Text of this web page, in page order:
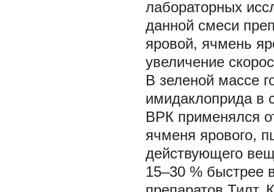
лабораторных
данной смеси
яровой, ячмень
увеличение
В зеленой массе
имидаклоприда в
ВРК применялся
ячменя ярового,
действующего
15–30 % быстрее